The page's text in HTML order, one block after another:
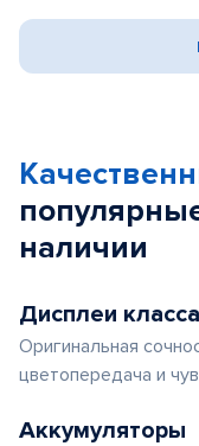
наличии
Дисплеи
Оригинальная
цветопередача и
Аккумуляторы